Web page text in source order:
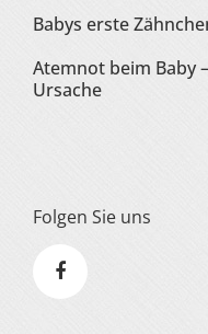
Babys erste
Atemnot beim Baby
Ursache
Folgen Sie uns